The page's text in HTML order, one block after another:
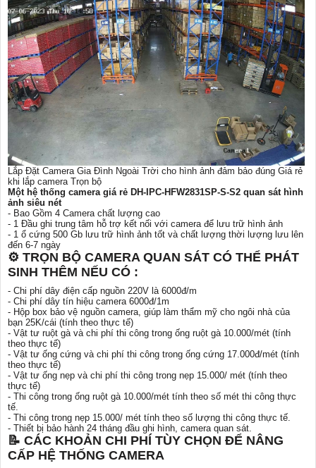
Lắp Đặt Camera Gia Đình Ngoài Trời cho hình ảnh đảm bảo đúng Giá rẻ
khi lắp camera Trọn bộ
Một hệ thống camera giá rẻ DH-IPC-HFW2831SP-S-S2 quan sát hình
ảnh siêu nét
- Bao Gồm 4 Camera chất lượng cao
- 1 Đầu ghi trung tâm hỗ trợ kết nối với camera để lưu trữ hình ảnh
- 1 ổ cứng 500 Gb lưu trữ hình ảnh tốt và chất lượng thời lượng lưu lên
đến 6-7 ngày
⚙ TRỌN BỘ CAMERA QUAN SÁT CÓ THỂ PHÁT
SINH THÊM NẾU CÓ :
- Chi phí dây điện cấp nguồn 220V là 6000đ/m
- Chi phí dây tín hiệu camera 6000đ/1m
- Hộp box bảo vệ nguồn camera, giúp làm thẩm mỹ cho ngôi nhà của
bạn 25K/cái (tính theo thực tế)
- Vật tư ruột gà và chi phí thi công trong ống ruột gà 10.000/mét (tính
theo thực tế)
- Vật tư ống cứng và chi phí thi công trong ống cứng 17.000đ/mét (tính
theo thực tế)
- Vật tư ống nẹp và chi phí thi công trong nẹp 15.000/ mét (tính theo
thực tế)
- Thi công trong ống ruột gà 10.000/mét tính theo số mét thi công thực
tế.
- Thi công trong nẹp 15.000/ mét tính theo số lượng thi công thực tế.
- Thiết bị bảo hành 24 tháng đầu ghi hình, camera quan sát.
📝 CÁC KHOẢN CHI PHÍ TÙY CHỌN ĐỂ NÂNG
CẤP HỆ THỐNG CAMERA